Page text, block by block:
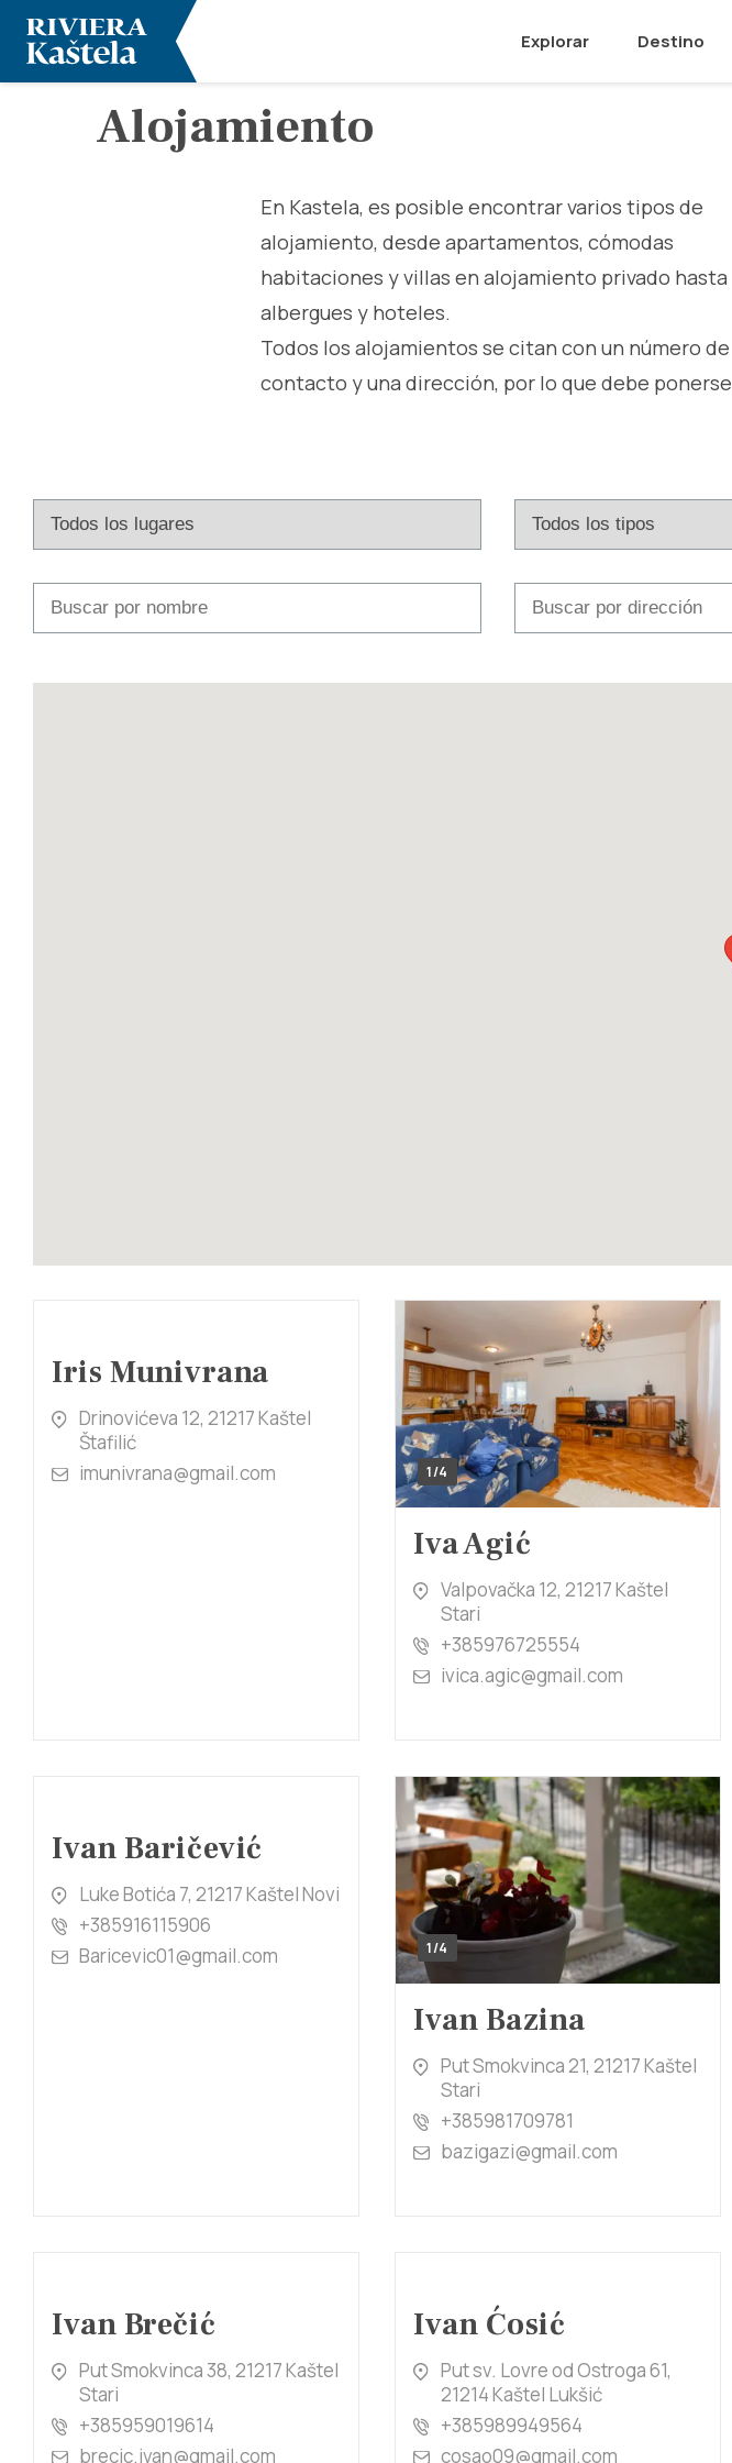
Explorar Destino
Alojamiento
En Kastela, es posible encontrar varios tipos de
alojamiento, desde apartamentos, cómodas
habitaciones y villas en alojamiento privado hasta
albergues y hoteles.
Todos los alojamientos se citan con un número de
contacto y una dirección, por lo que debe ponerse
Iris Munivrana
Drinovićeva 12, 21217 Kaštel
Štafilić
imunivrana@gmail.com
1/4
Iva Agić
Valpovačka 12, 21217 Kaštel
Stari
+385976725554
ivica.agic@gmail.com
Ivan Baričević
Luke Botića 7, 21217 Kaštel Novi
+385916115906
Baricevic01@gmail.com
1/4
Ivan Bazina
Put Smokvinca 21, 21217 Kaštel
Stari
+385981709781
bazigazi@gmail.com
Ivan Brečić
Put Smokvinca 38, 21217 Kaštel
Stari
+385959019614
brecic.ivan@gmail.com
Ivan Ćosić
Put sv. Lovre od Ostroga 61,
21214 Kaštel Lukšić
+385989949564
cosao09@gmail.com